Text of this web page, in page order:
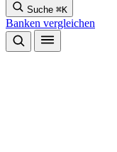
Suche ⌘K
Banken vergleichen